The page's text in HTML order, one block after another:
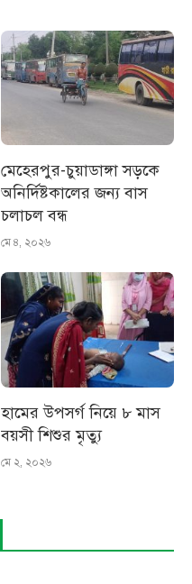
মেহেরপুর-চুয়াডাঙ্গা সড়কে
অনির্দিষ্টকালের জন্য বাস
চলাচল বন্ধ
মে ৪, ২০২৬
হামের উপসর্গ নিয়ে ৮ মাস
বয়সী শিশুর মৃত্যু
মে ২, ২০২৬